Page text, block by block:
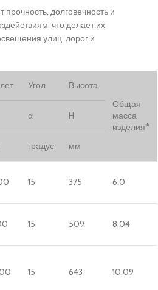
долговечность и
что делает их
улиц, дорог и
Угол
Высота
Общая
масса
изделия*
α H
градус мм
15 375 6,0
15 509 8,04
15 643 10,09